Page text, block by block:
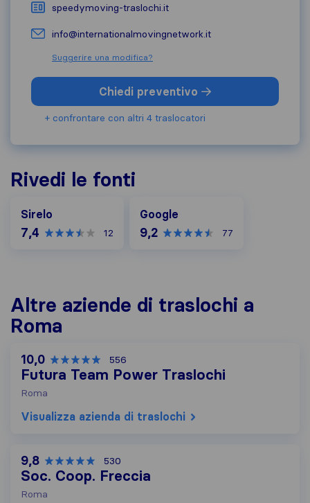
speedymoving-traslochi.it
info@internationalmovingnetwork.it
Suggerire una modifica?
Chiedi preventivo
+ confrontare con altri 4 traslocatori
Rivedi le fonti
Sirelo
7,4 12
Google
9,2 77
Altre aziende di traslochi a
Roma
10,0 556
Futura Team Power Traslochi
Roma
Visualizza azienda di traslochi
9,8 530
Soc. Coop. Freccia
Roma